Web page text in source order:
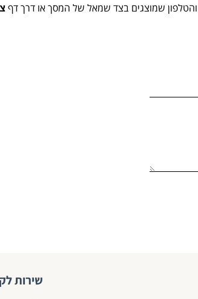
והטלפון שמוצגים בצד שמאל של המסך או דרך דף
שירות